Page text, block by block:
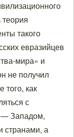
такого
евразийцев
мира» и
не получил
того, как
с
— Западом,
странами, а